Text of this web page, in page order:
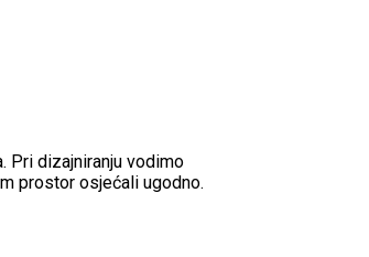
Pri dizajniranju vodimo
prostor osjećali ugodno.